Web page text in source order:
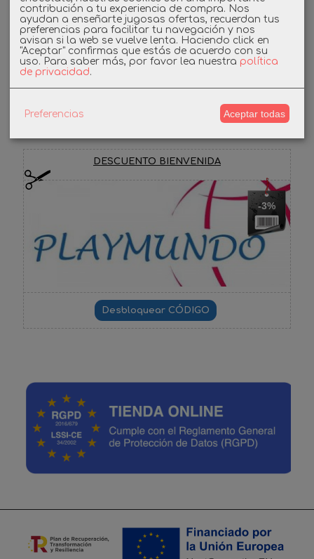
Linkedin
Instagram
Facebook
DESCUENTO BIENVENIDA
-3%
contribución a tu experiencia de compra. Nos
ayudan a enseñarte jugosas ofertas, recuerdan tus
preferencias para facilitar tu navegación y nos
avisan si la web se vuelve lenta. Haciendo click en
"Aceptar" confirmas que estás de acuerdo con su
uso. Para saber más, por favor lea nuestra política
de privacidad.
Preferencias Aceptar todas